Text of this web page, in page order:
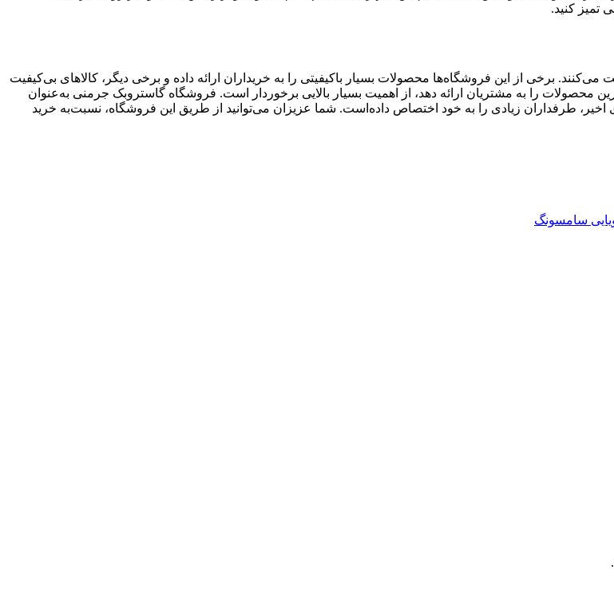
تمیز کنید.
برخی از این فروشگاه‌ها محصولات بسیار باکیفیتی را به خریداران ارائه داده و برخی دیگر، کالاهای بی‌کیفیت
محصولات را به مشتریان ارائه دهد، از اهمیت بسیار بالایی برخوردار است. فروشگاه گاستروبک جرمنی به‌عنوان
طرفداران زیادی را به خود اختصاص داده‌است. شما عزیزان می‌توانید از طریق این فروشگاه، نسبت‌به خرید
سامسونگ